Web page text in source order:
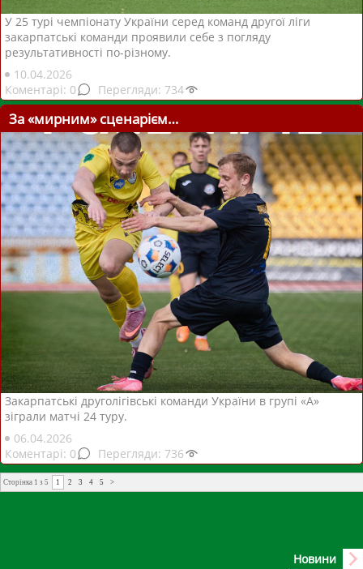
У 25 турі чемпіонату України серед команд другої ліги
закарпатські команди проявили себе з погляду
результативності по-різному.
10.04.2026
0
734
За «мирним» сценарієм…
Закарпатські друголігівські команди України в групі «А»
зіграли матчі 24 туру.
06.04.2026
0
736
Сторінка 1 з 5 1 2 3 4 5 >
Новини